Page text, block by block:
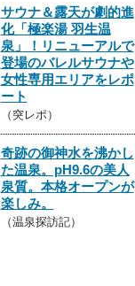
サウナ＆露天が劇的進
化「極楽湯 羽生温
泉」！リニューアルで
登場のバレルサウナや
女性専用エリアをレポ
ート
（突レポ）
奇跡の御神水を沸かし
た温泉。pH9.6の美人
泉質。本格オープンが
楽しみ。
（温泉探訪記）